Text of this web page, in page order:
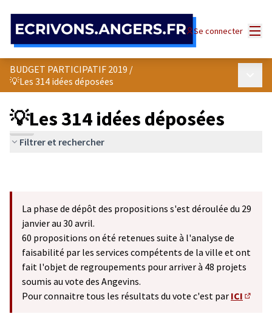
Se connecter
BUDGET PARTICIPATIF 2019 /
💡Les 314 idées déposées
💡Les 314 idées déposées
Filtrer et rechercher
La phase de dépôt des propositions s'est déroulée du 29
janvier au 30 avril.
60 propositions on été retenues suite à l'analyse de
faisabilité par les services compétents de la ville et ont
fait l'objet de regroupements pour arriver à 48 projets
soumis au vote des Angevins.
Pour connaitre tous les résultats du vote c'est par ICI